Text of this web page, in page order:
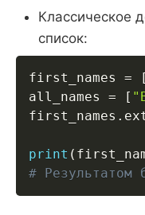
Классическое
список:
first_names = [
all_names = [
first_names .
print (
#